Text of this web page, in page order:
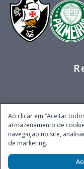
Este site é operado pela
endereço na Avenida
Município de São Paulo,
Secretaria de Prêmios e
Ao clicar em “Aceitar
armazenamento de
navegação no site,
de marketing.